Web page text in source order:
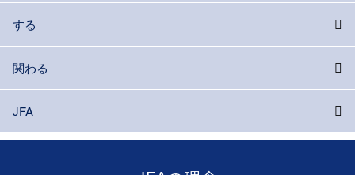
する
関わる
JFA